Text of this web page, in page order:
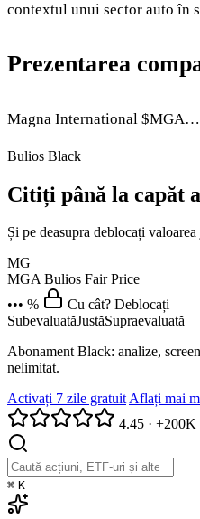
contextul unui sector auto în
Prezentarea
Magna International $MGA…
Bulios Black
Citiți până la capăt
Și pe deasupra deblocați
MG
MGA Bulios Fair Price
••• %
Cu cât? Deblocați
SubevaluatăJustăSupraevaluată
Abonament Black: analize,
nelimitat.
Activați 7 zile gratuitAflați mai
4.45 · +200K
⌘ K